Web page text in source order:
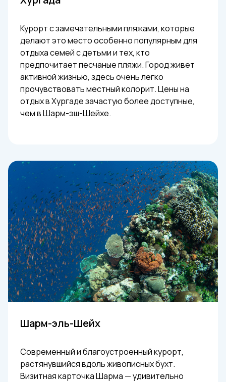
Курорт с замечательными пляжами, которые
делают это место особенно популярным для
отдыха семей с детьми и тех, кто
предпочитает песчаные пляжи. Город живет
активной жизнью, здесь очень легко
прочувствовать местный колорит. Цены на
отдых в Хургаде зачастую более доступные,
чем в Шарм-эш-Шейхе.
Шарм-эль-Шейх
Современный и благоустроенный курорт,
растянувшийся вдоль живописных бухт.
Визитная карточка Шарма — удивительно